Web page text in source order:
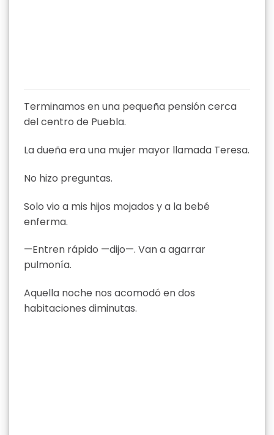
Terminamos en una pequeña pensión cerca
del centro de Puebla.
La dueña era una mujer mayor llamada Teresa.
No hizo preguntas.
Solo vio a mis hijos mojados y a la bebé
enferma.
—Entren rápido —dijo—. Van a agarrar
pulmonía.
Aquella noche nos acomodó en dos
habitaciones diminutas.